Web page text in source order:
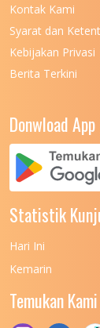
(UPN)
(UPN)
Kontak Kami
Syarat dan
Kebijakan Privasi
Berita Terkini
Donwload App
Statistik
Hari Ini
Kemarin
Temukan Kami